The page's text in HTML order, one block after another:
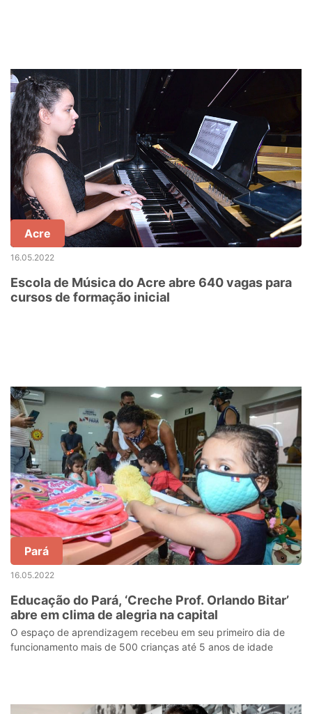
Acre
16.05.2022
Escola de Música do Acre abre 640 vagas para
cursos de formação inicial
Pará
16.05.2022
Educação do Pará, ‘Creche Prof. Orlando Bitar’
abre em clima de alegria na capital
O espaço de aprendizagem recebeu em seu primeiro dia de
funcionamento mais de 500 crianças até 5 anos de idade